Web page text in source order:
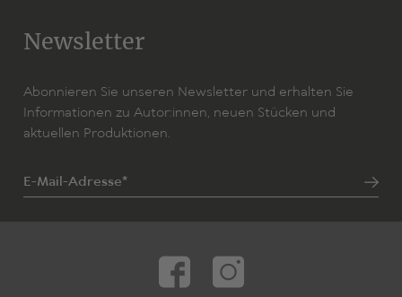
Newsletter
Abonnieren Sie unseren Newsletter und erhalten Sie
Informationen zu Autor:innen, neuen Stücken und
aktuellen Produktionen.
E-Mail-Adresse*